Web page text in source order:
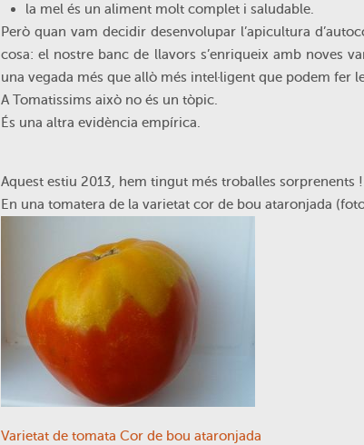
la mel és un aliment molt complet i saludable.
Però quan vam decidir desenvolupar l’apicultura
cosa: el nostre banc de llavors s’enriqueix amb noves
una vegada més que allò més intel·ligent que podem fer
A Tomatissims això no és un tòpic.
És una altra evidència empírica.
Aquest estiu 2013, hem tingut més troballes sorprenents
En una tomatera de la varietat cor de bou ataronjada
Varietat de tomata Cor de bou ataronjada